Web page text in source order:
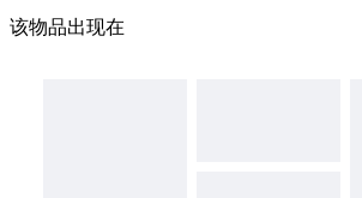
该物品出现在